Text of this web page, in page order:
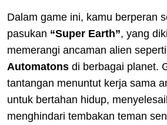
Dalam game ini, kamu berperan
pasukan “Super Earth”, yang
memerangi ancaman alien seperti
Automatons di berbagai planet.
tantangan menuntut kerja sama
untuk bertahan hidup,
menghindari tembakan teman